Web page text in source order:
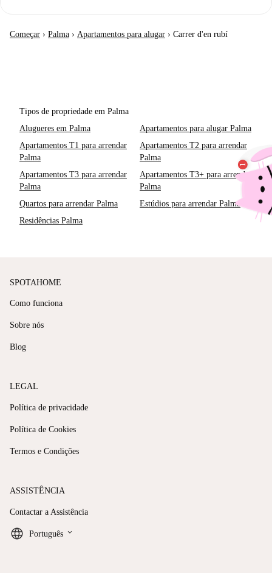
Começar › Palma › Apartamentos para alugar › Carrer d'en rubí
Tipos de propriedade em Palma
Alugueres em Palma
Apartamentos para alugar Palma
Apartamentos T1 para arrendar
Palma
Apartamentos T2 para arrendar
Palma
Apartamentos T3 para arrendar
Palma
Apartamentos T3+ para arrendar
Palma
Quartos para arrendar Palma
Estúdios para arrendar Palma
Residências Palma
SPOTAHOME
Como funciona
Sobre nós
Blog
LEGAL
Política de privacidade
Política de Cookies
Termos e Condições
ASSISTÊNCIA
Contactar a Assistência
Português keyboard_arrow_down